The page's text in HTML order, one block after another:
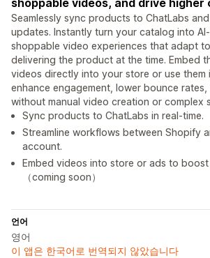
shoppable videos, and drive higher
Seamlessly sync products to ChatLabs
updates. Instantly turn your catalog into
shoppable video experiences that adapt
delivering the product at the time. Embed
videos directly into your store or use them
enhance engagement, lower bounce rates,
without manual video creation or complex
Sync products to ChatLabs in real-time.
Streamline workflows between Shopify
account.
Embed videos into store or ads to
（coming soon）
언어
영어
이 앱은 한국어로 번역되지 않았습니다